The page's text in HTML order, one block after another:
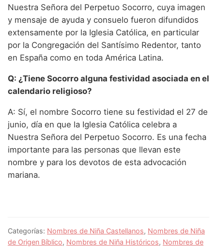
Nuestra Señora del Perpetuo Socorro, cuya imagen
y mensaje de ayuda y consuelo fueron difundidos
extensamente por la Iglesia Católica, en particular
por la Congregación del Santísimo Redentor, tanto
en España como en toda América Latina.
Q: ¿Tiene Socorro alguna festividad asociada en el
calendario religioso?
A: Sí, el nombre Socorro tiene su festividad el 27 de
junio, día en que la Iglesia Católica celebra a
Nuestra Señora del Perpetuo Socorro. Es una fecha
importante para las personas que llevan este
nombre y para los devotos de esta advocación
mariana.
Categorías: Nombres de Niña Castellanos, Nombres de Niña
de Origen Bíblico, Nombres de Niña Históricos, Nombres de